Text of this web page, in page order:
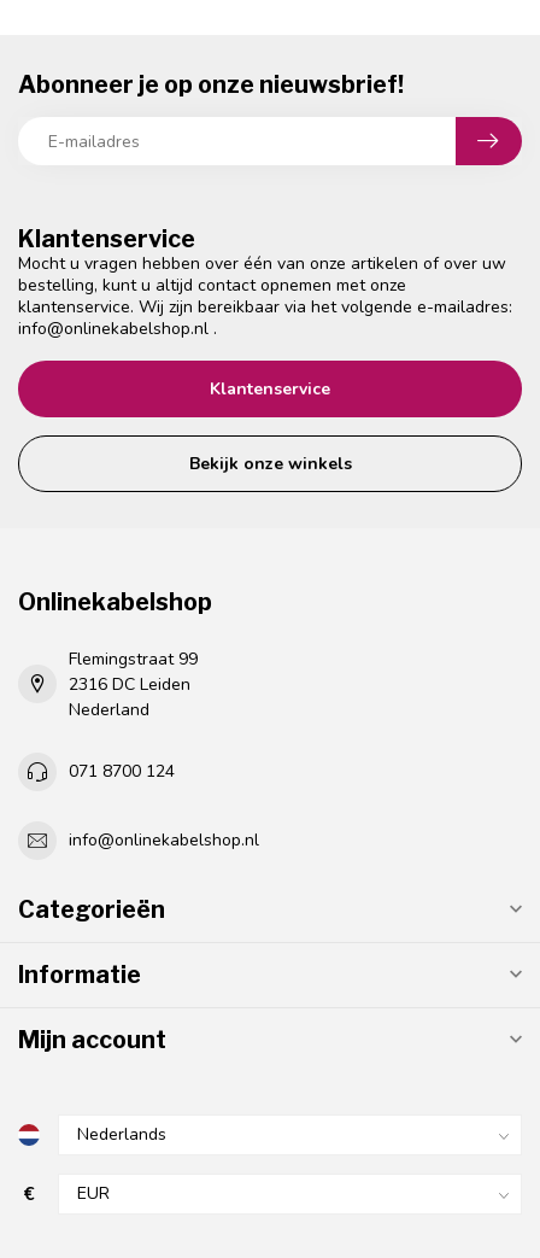
Klantenservice
Mocht u vragen hebben over één van onze artikelen of over uw
bestelling, kunt u altijd contact opnemen met onze
klantenservice. Wij zijn bereikbaar via het volgende e-mailadres:
info@onlinekabelshop.nl .
Klantenservice
Bekijk onze winkels
Abonneer je op onze nieuwsbrief!
Onlinekabelshop
Flemingstraat 99
2316 DC Leiden
Nederland
071 8700 124
info@onlinekabelshop.nl
Categorieën
Informatie
Mijn account
€